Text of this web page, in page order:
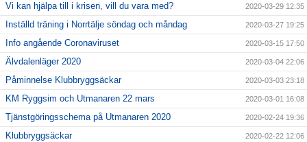
Vi kan hjälpa till i krisen, vill du vara med? 2020-03-29 12:35
Inställd träning i Norrtälje söndag och måndag 2020-03-27 19:25
Info angående Coronaviruset 2020-03-15 17:50
Älvdalenläger 2020 2020-03-04 22:06
Påminnelse Klubbryggsäckar 2020-03-03 23:18
KM Ryggsim och Utmanaren 22 mars 2020-03-01 16:08
Tjänstgöringsschema på Utmanaren 2020 2020-02-24 19:36
Klubbryggsäckar 2020-02-22 12:06